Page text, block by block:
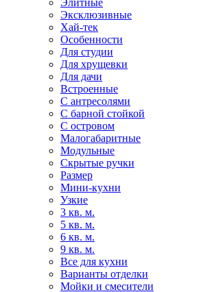
Элитные
Эксклюзивные
Хай-тек
Особенности
Для студии
Для хрущевки
Для дачи
Встроенные
С антресолями
С барной стойкой
С островом
Малогабаритные
Модульные
Скрытые ручки
Размер
Мини-кухни
Узкие
3 кв. м.
5 кв. м.
6 кв. м.
9 кв. м.
Все для кухни
Варианты отделки
Мойки и смесители